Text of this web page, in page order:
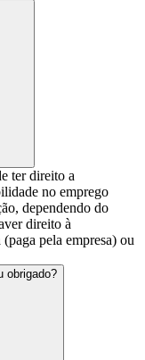
ter direito a
no emprego
dependendo do
direito à
pela empresa) ou
obrigado?